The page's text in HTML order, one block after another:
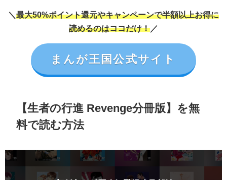
＼ 最大50%ポイント還元やキャンペーンで半額以上お得に
読めるのはココだけ！／
まんが王国公式サイト
【生者の行進 Revenge分冊版】を無
料で読む方法